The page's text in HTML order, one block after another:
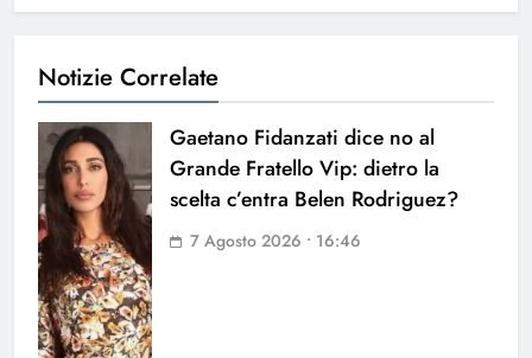
Notizie Correlate
Gaetano Fidanzati dice no al
Grande Fratello Vip: dietro la
scelta c’entra Belen Rodriguez?
7 Agosto 2026 • 16:46